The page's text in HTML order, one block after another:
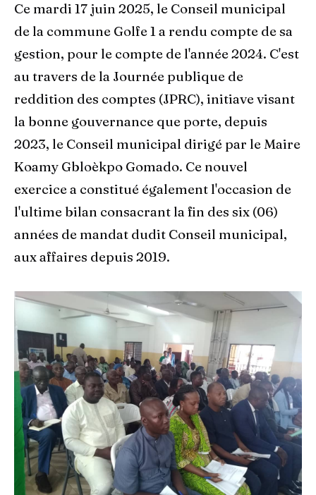
Ce mardi 17 juin 2025, le Conseil municipal
de la commune Golfe 1 a rendu compte de sa
gestion, pour le compte de l'année 2024. C'est
au travers de la Journée publique de
reddition des comptes (JPRC), initiave visant
la bonne gouvernance que porte, depuis
2023, le Conseil municipal dirigé par le Maire
Koamy Gbloèkpo Gomado. Ce nouvel
exercice a constitué également l'occasion de
l'ultime bilan consacrant la fin des six (06)
années de mandat dudit Conseil municipal,
aux affaires depuis 2019.